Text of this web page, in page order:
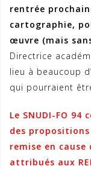
rentrée
cartographie,
œuvre (mais
Directrice
lieu à beaucoup
qui pourraient
Le SNUDI-FO
des
remise en cause
attribués aux